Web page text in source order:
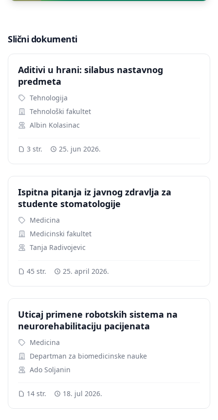
Slični dokumenti
Aditivi u hrani: silabus nastavnog
predmeta
Tehnologija
Tehnološki fakultet
Albin Kolasinac
3 str. 25. jun 2026.
Ispitna pitanja iz javnog zdravlja za
studente stomatologije
Medicina
Medicinski fakultet
Tanja Radivojevic
45 str. 25. april 2026.
Uticaj primene robotskih sistema na
neurorehabilitaciju pacijenata
Medicina
Departman za biomedicinske nauke
Ado Soljanin
14 str. 18. jul 2026.